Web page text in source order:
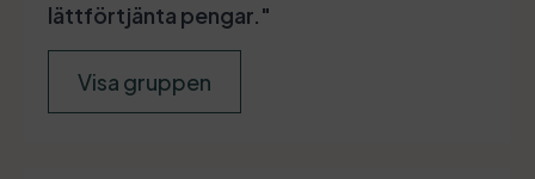
lättförtjänta pengar."
Visa gruppen